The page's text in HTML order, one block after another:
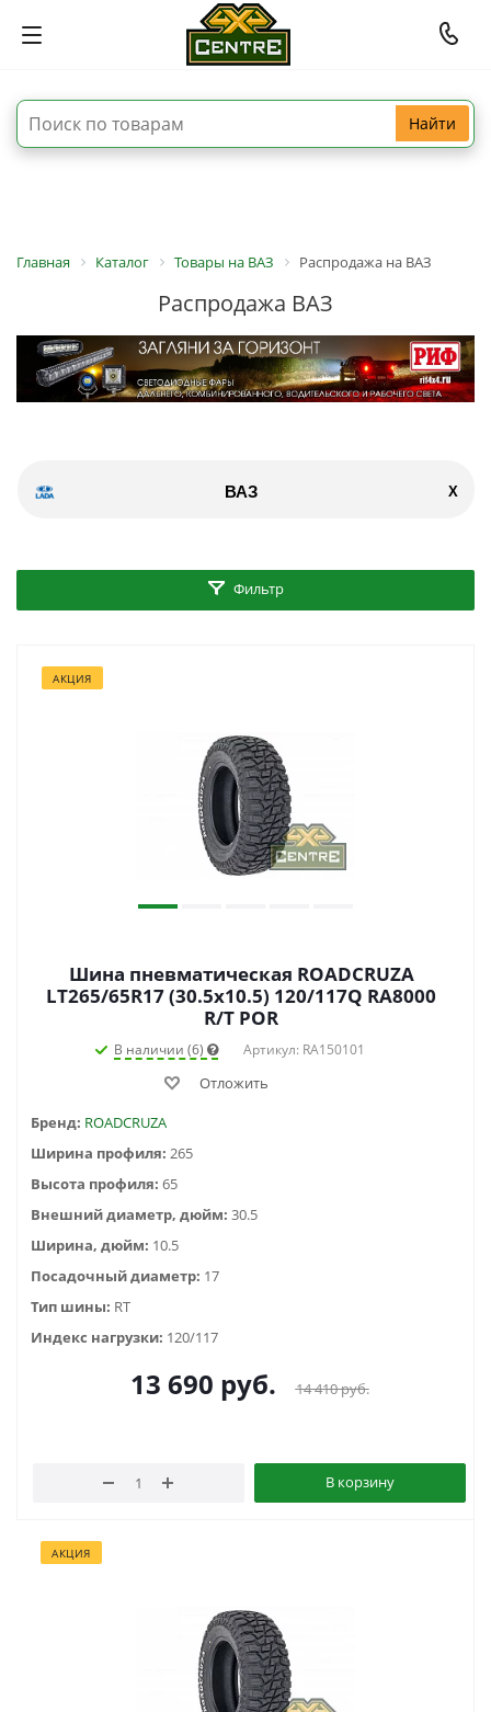
Найти
Главная Каталог Товары на ВАЗ Распродажа на ВАЗ
Распродажа ВАЗ
ВАЗ X
Фильтр
АКЦИЯ
Шина пневматическая ROADCRUZA
LT265/65R17 (30.5x10.5) 120/117Q RA8000
R/T POR
В наличии (6) Артикул: RA150101
Отложить
Бренд: ROADCRUZA
Ширина профиля: 265
Высота профиля: 65
Внешний диаметр, дюйм: 30.5
Ширина, дюйм: 10.5
Посадочный диаметр: 17
Тип шины: RT
Индекс нагрузки: 120/117
13 690 руб. 14 410руб.
В корзину
АКЦИЯ